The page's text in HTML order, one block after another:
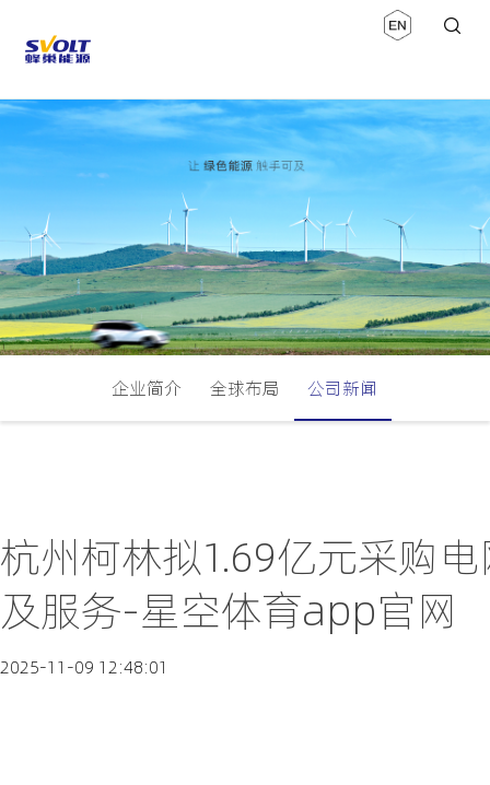
企业简介 全球布局 公司新闻
杭州柯林拟1.69亿元采购
及服务-星空体育app官网
2025-11-09 12:48:01